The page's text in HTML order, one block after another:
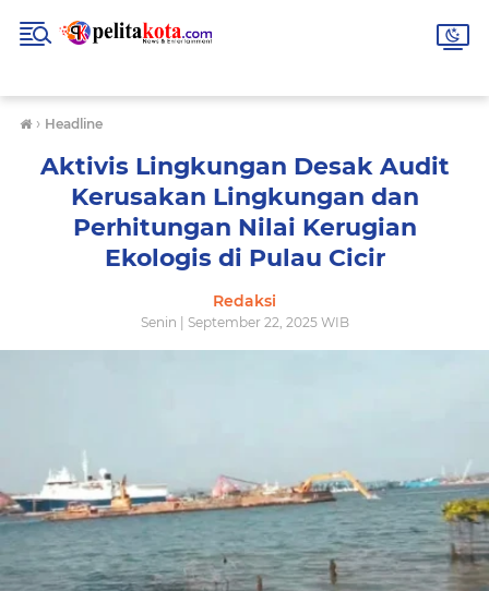
› Headline
Aktivis Lingkungan Desak Audit
Kerusakan Lingkungan dan
Perhitungan Nilai Kerugian
Ekologis di Pulau Cicir
Redaksi
Senin | September 22, 2025 WIB